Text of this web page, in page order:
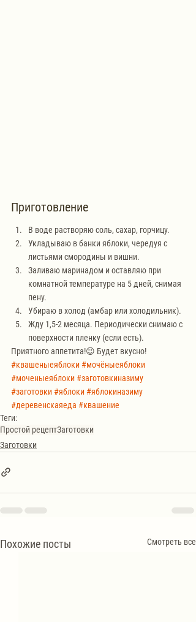
Приготовление
В воде растворяю соль, сахар, горчицу.
Укладываю в банки яблоки, чередуя с
листьями смородины и вишни.
Заливаю маринадом и оставляю при
комнатной температуре на 5 дней, снимая
пену.
Убираю в холод (амбар или холодильник).
Жду 1,5-2 месяца. Периодически снимаю с
поверхности пленку (если есть).
Приятного аппетита!😉 Будет вкусно!
#квашеныеяблоки#мочёныеяблоки
#моченыеяблоки#заготовкиназиму
#заготовки#яблоки#яблокиназиму
#деревенскаяеда #квашение
Теги:
Простой рецептЗаготовки
Заготовки
Похожие посты Смотреть все